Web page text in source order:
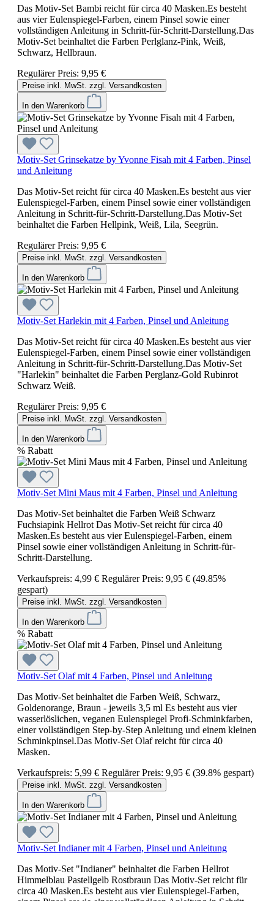
Das Motiv-Set Bambi reicht für circa 40 Masken.Es besteht
aus vier Eulenspiegel-Farben, einem Pinsel sowie einer
vollständigen Anleitung in Schritt-für-Schritt-Darstellung.Das
Motiv-Set beinhaltet die Farben Perlglanz-Pink, Weiß,
Schwarz, Hellbraun.
Regulärer Preis: 9,95 €
Preise inkl. MwSt. zzgl. Versandkosten
In den Warenkorb
Motiv-Set Grinsekatze by Yvonne Fisah mit 4 Farben, Pinsel
und Anleitung
Das Motiv-Set reicht für circa 40 Masken.Es besteht aus vier
Eulenspiegel-Farben, einem Pinsel sowie einer vollständigen
Anleitung in Schritt-für-Schritt-Darstellung.Das Motiv-Set
beinhaltet die Farben Hellpink, Weiß, Lila, Seegrün.
Regulärer Preis: 9,95 €
Preise inkl. MwSt. zzgl. Versandkosten
In den Warenkorb
Motiv-Set Harlekin mit 4 Farben, Pinsel und Anleitung
Das Motiv-Set reicht für circa 40 Masken.Es besteht aus vier
Eulenspiegel-Farben, einem Pinsel sowie einer vollständigen
Anleitung in Schritt-für-Schritt-Darstellung.Das Motiv-Set
"Harlekin" beinhaltet die Farben Perglanz-Gold Rubinrot
Schwarz Weiß.
Regulärer Preis: 9,95 €
Preise inkl. MwSt. zzgl. Versandkosten
In den Warenkorb
% Rabatt
Motiv-Set Mini Maus mit 4 Farben, Pinsel und Anleitung
Das Motiv-Set beinhaltet die Farben Weiß Schwarz
Fuchsiapink Hellrot Das Motiv-Set reicht für circa 40
Masken.Es besteht aus vier Eulenspiegel-Farben, einem
Pinsel sowie einer vollständigen Anleitung in Schritt-für-
Schritt-Darstellung.
Verkaufspreis: 4,99 € Regulärer Preis: 9,95 € (49.85%
gespart)
Preise inkl. MwSt. zzgl. Versandkosten
In den Warenkorb
% Rabatt
Motiv-Set Olaf mit 4 Farben, Pinsel und Anleitung
Das Motiv-Set beinhaltet die Farben Weiß, Schwarz,
Goldenorange, Braun - jeweils 3,5 ml Es besteht aus vier
wasserlöslichen, veganen Eulenspiegel Profi-Schminkfarben,
einer vollständigen Step-by-Step Anleitung und einem kleinen
Schminkpinsel.Das Motiv-Set Olaf reicht für circa 40
Masken.
Verkaufspreis: 5,99 € Regulärer Preis: 9,95 € (39.8% gespart)
Preise inkl. MwSt. zzgl. Versandkosten
In den Warenkorb
Motiv-Set Indianer mit 4 Farben, Pinsel und Anleitung
Das Motiv-Set "Indianer" beinhaltet die Farben Hellrot
Himmelblau Pastellgelb Rostbraun Das Motiv-Set reicht für
circa 40 Masken.Es besteht aus vier Eulenspiegel-Farben,